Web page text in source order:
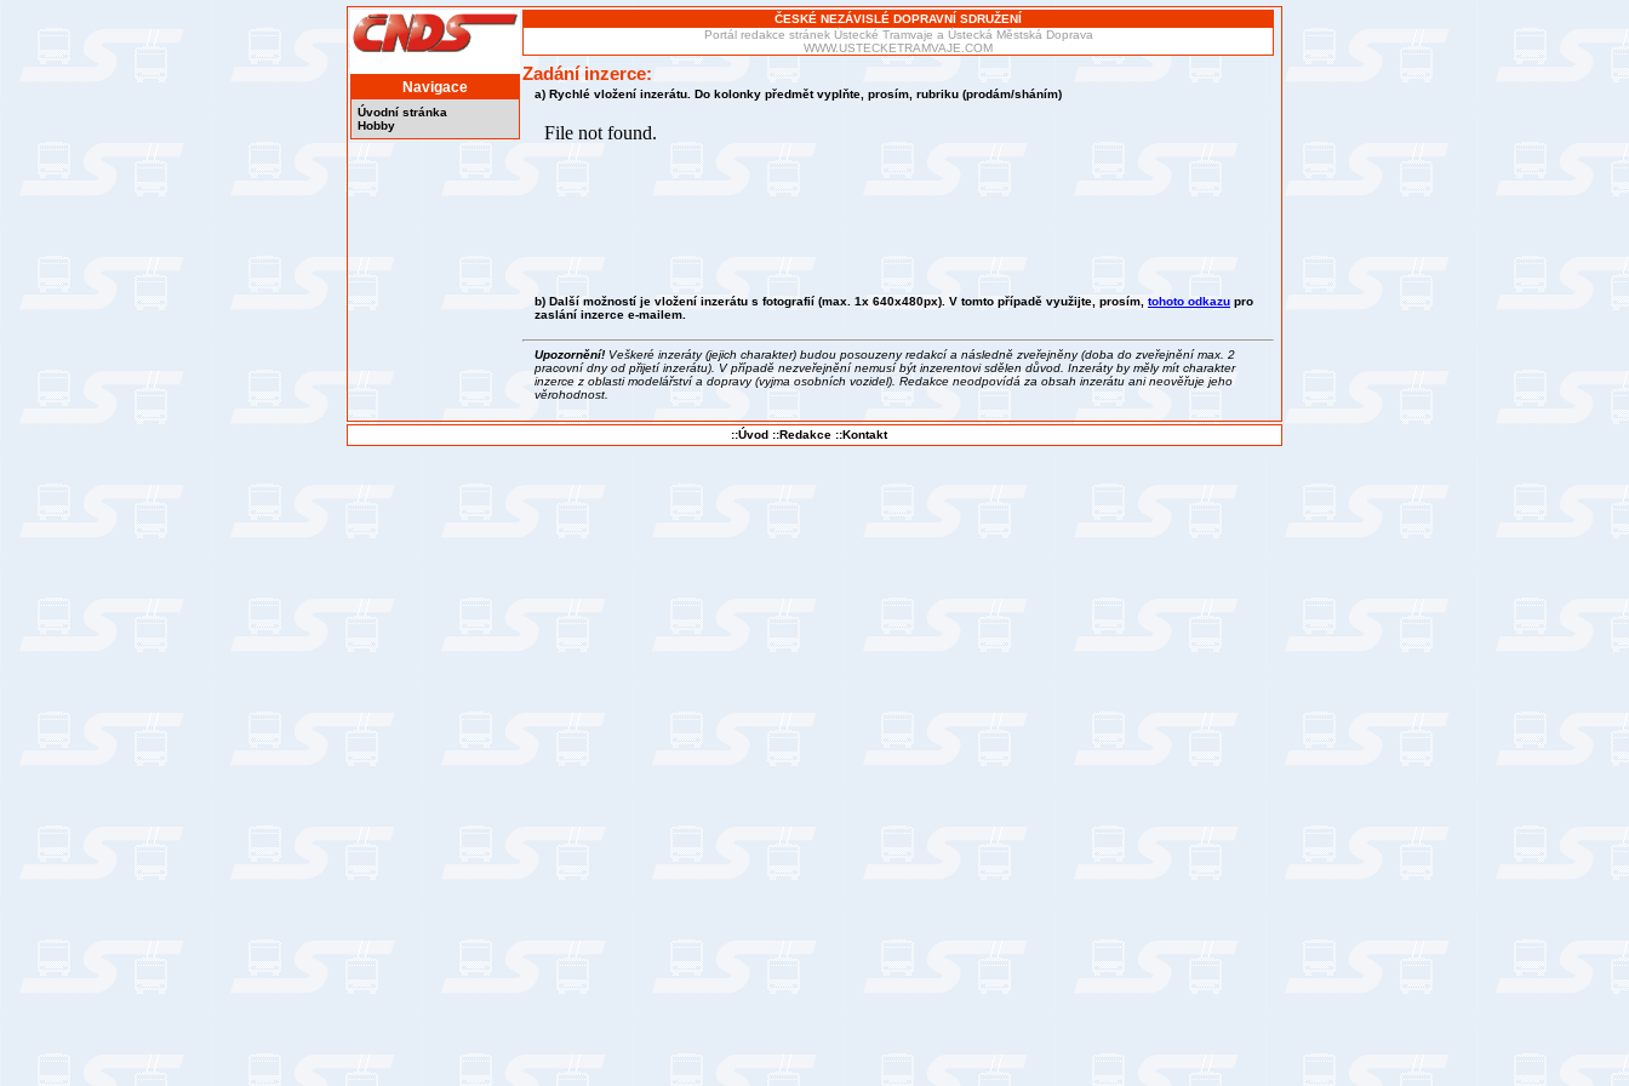
Navigace
Úvodní stránka
Hobby
ČESKÉ NEZÁVISLÉ DOPRAVNÍ SDRUŽENÍ
Portál redakce stránek Ústecké Tramvaje a Ústecká Městská Doprava
WWW.USTECKETRAMVAJE.COM
Zadání inzerce:
a) Rychlé vložení inzerátu. Do kolonky předmět vyplňte, prosím, rubriku (prodám/sháním)
b) Další možností je vložení inzerátu s fotografií (max. 1x 640x480px). V tomto případě využijte, prosím, tohoto odkazu pro
zaslání inzerce e-mailem.
Upozornění! Veškeré inzeráty (jejich charakter) budou posouzeny redakcí a následně zveřejněny (doba do zveřejnění max. 2
pracovní dny od přijetí inzerátu). V případě nezveřejnění nemusí být inzerentovi sdělen důvod. Inzeráty by měly mít charakter
inzerce z oblasti modelářství a dopravy (vyjma osobních vozidel). Redakce neodpovídá za obsah inzerátu ani neověřuje jeho
věrohodnost.
::Úvod ::Redakce ::Kontakt